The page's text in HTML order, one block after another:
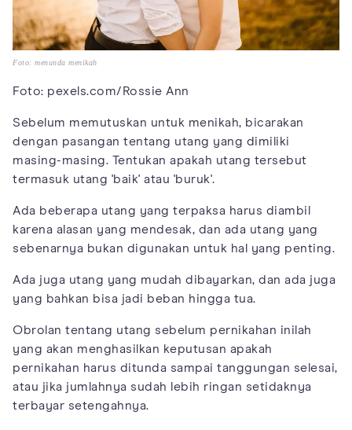
Foto: menunda menikah
Foto: pexels.com/Rossie Ann
Sebelum memutuskan untuk menikah, bicarakan
dengan pasangan tentang utang yang dimiliki
masing-masing. Tentukan apakah utang tersebut
termasuk utang 'baik' atau 'buruk'.
Ada beberapa utang yang terpaksa harus diambil
karena alasan yang mendesak, dan ada utang yang
sebenarnya bukan digunakan untuk hal yang penting.
Ada juga utang yang mudah dibayarkan, dan ada juga
yang bahkan bisa jadi beban hingga tua.
Obrolan tentang utang sebelum pernikahan inilah
yang akan menghasilkan keputusan apakah
pernikahan harus ditunda sampai tanggungan selesai,
atau jika jumlahnya sudah lebih ringan setidaknya
terbayar setengahnya.